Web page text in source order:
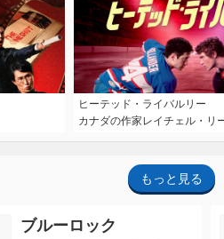
ヒーテッド・ライバルリー
カナダの作家レイチェル・リ
もっと見る
ブルーロック